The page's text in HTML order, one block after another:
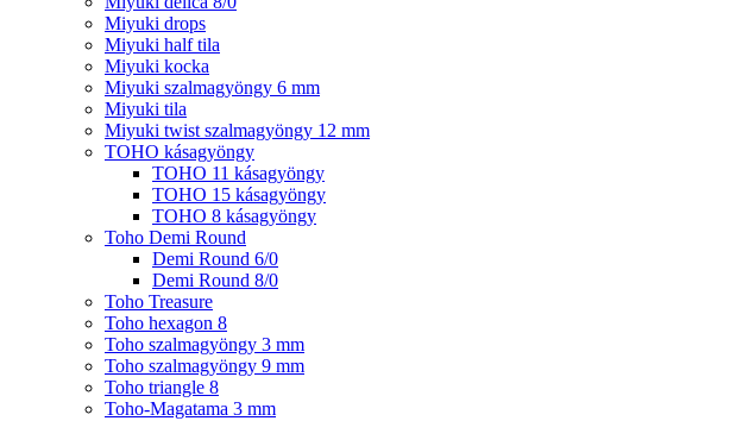
Miyuki drops
Miyuki half tila
Miyuki kocka
Miyuki szalmagyöngy 6 mm
Miyuki tila
Miyuki twist szalmagyöngy 12 mm
TOHO kásagyöngy
TOHO 11 kásagyöngy
TOHO 15 kásagyöngy
TOHO 8 kásagyöngy
Toho Demi Round
Demi Round 6/0
Demi Round 8/0
Toho Treasure
Toho hexagon 8
Toho szalmagyöngy 3 mm
Toho szalmagyöngy 9 mm
Toho triangle 8
Toho-Magatama 3 mm